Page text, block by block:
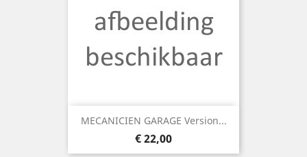
MECANICIEN GARAGE Version...
Prijs
€ 22,00